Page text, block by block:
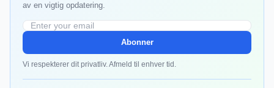
av en vigtig opdatering.
Abonner
Vi respekterer dit privatliv. Afmeld til enhver tid.